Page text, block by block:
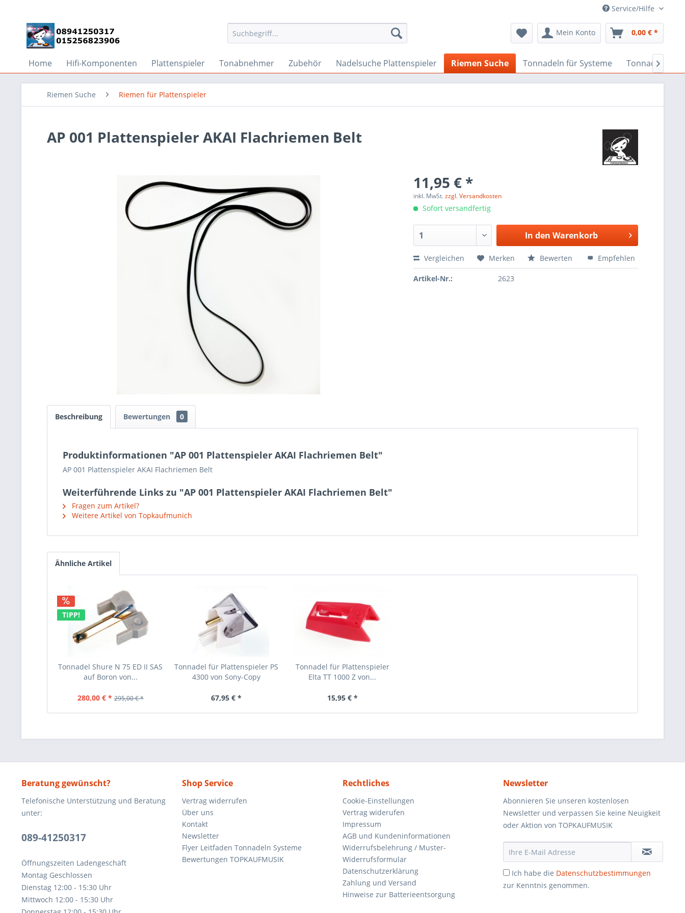
Service/Hilfe
Mein Konto 0,00 € *
Home Hifi-Komponenten Plattenspieler Tonabnehmer Zubehör Nadelsuche Plattenspieler Riemen Suche Tonnadeln für Systeme Tonnadeln

Riemen Suche Riemen für Plattenspieler
AP 001 Plattenspieler AKAI Flachriemen Belt
11,95 € *
inkl. MwSt.zzgl. Versandkosten
Sofort versandfertig
In den Warenkorb
Vergleichen Merken Bewerten Empfehlen
Artikel-Nr.: 2623
Beschreibung Bewertungen 0
Produktinformationen "AP 001 Plattenspieler AKAI Flachriemen Belt"
AP 001 Plattenspieler AKAI Flachriemen Belt
Weiterführende Links zu "AP 001 Plattenspieler AKAI Flachriemen Belt"
Fragen zum Artikel?
Weitere Artikel von Topkaufmunich
Ähnliche Artikel
TIPP!
Tonnadel Shure N 75 ED II SAS
auf Boron von...
280,00 € * 295,00 € *
Tonnadel für Plattenspieler PS
4300 von Sony-Copy
67,95 € *
Tonnadel für Plattenspieler
Elta TT 1000 Z von...
15,95 € *
Beratung gewünscht?
Telefonische Unterstützung und Beratung
unter:
089-41250317
Öffnungszeiten Ladengeschäft
Montag Geschlossen
Dienstag 12:00 - 15:30 Uhr
Mittwoch 12:00 - 15:30 Uhr
Shop Service
Vertrag widerrufen
Über uns
Kontakt
Newsletter
Flyer Leitfaden Tonnadeln Systeme
Bewertungen TOPKAUFMUSIK
Rechtliches
Cookie-Einstellungen
Vertrag widerufen
Impressum
AGB und Kundeninformationen
Widerrufsbelehrung / Muster-
Widerrufsformular
Datenschutzerklärung
Zahlung und Versand
Hinweise zur Batterieentsorgung
Newsletter
Abonnieren Sie unseren kostenlosen
Newsletter und verpassen Sie keine Neuigkeit
oder Aktion von TOPKAUFMUSIK
Ich habe die Datenschutzbestimmungen
zur Kenntnis genommen.